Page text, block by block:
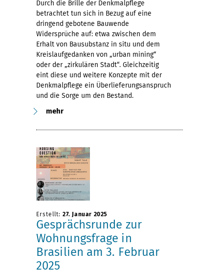
Durch die Brille der Denkmalpflege
betrachtet tun sich in Bezug auf eine
dringend gebotene Bauwende
Widersprüche auf: etwa zwischen dem
Erhalt von Bausubstanz in situ und dem
Kreislaufgedanken von „urban mining“
oder der „zirkulären Stadt“. Gleichzeitig
eint diese und weitere Konzepte mit der
Denkmalpflege ein Überlieferungsanspruch
und die Sorge um den Bestand.
mehr
Erstellt: 27. Januar 2025
Gesprächsrunde zur
Wohnungsfrage in
Brasilien am 3. Februar
2025